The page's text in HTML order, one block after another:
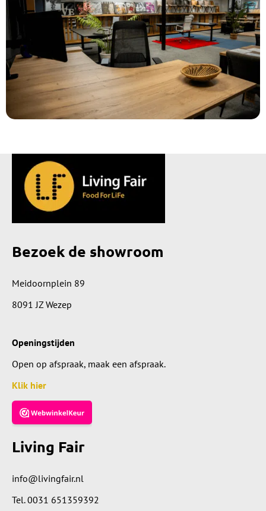
Bezoek de showroom
Meidoornplein 89
8091 JZ Wezep
Openingstijden
Open op afspraak, maak een afspraak.
Klik hier
Living Fair
info@livingfair.nl
Tel.0031 651359392